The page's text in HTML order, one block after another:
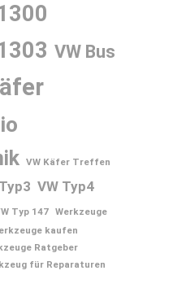
VW Bus
VW Käfer Treffen
VW Typ4
Typ 147 Werkzeuge
kaufen
Ratgeber
für Reparaturen